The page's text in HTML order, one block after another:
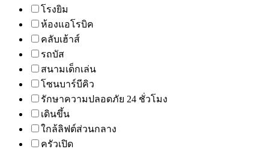
โรงยิม
ห้องแอโรบิค
คลับเฮ้าส์
รถบัส
สนามเด็กเล่น
โซนบาร์บีคิว
รักษาความปลอดภัย 24 ชั่วโมง
เดินขึ้น
ใกล้ลิฟต์ส่วนกลาง
ครัวเปิด